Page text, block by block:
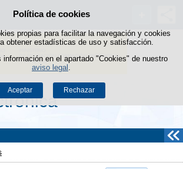
Política de cookies
propias para facilitar la navegación y cookies
obtener estadísticas de uso y satisfacción.
información en el apartado "Cookies" de nuestro
aviso legal
Aceptar Rechazar
Saltar al contenido